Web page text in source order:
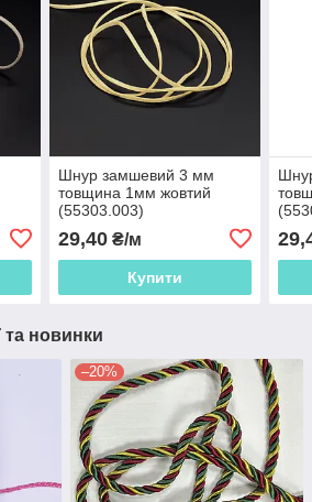
Шнур замшевий 3 мм
товщина 1мм жовтий
(55303.003)
29,40₴/м
Купити
та новинки
–20%